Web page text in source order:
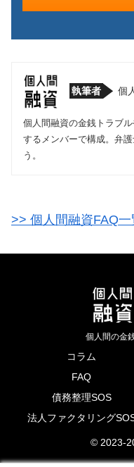
執筆者 個
個人間融資の金銭トラブ
するメンバーで構成。弁
う。
>> 個人間融資FAQ一
個人間の金
コラム
FAQ
債務整理SOS
法人ファクタリング
© 2023-